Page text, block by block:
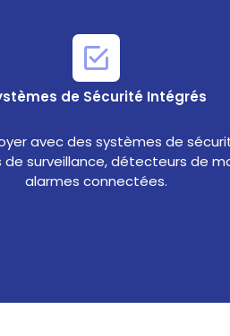
de Sécurité Intégrés
avec des systèmes de
surveillance, détecteurs de
alarmes connectées.